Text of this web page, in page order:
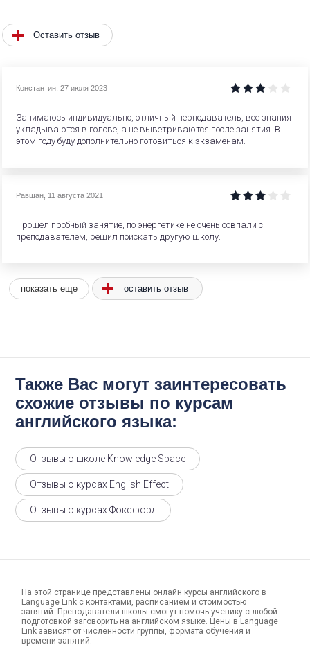
Оставить отзыв
Константин, 27 июля 2023
Занимаюсь индивидуально, отличный перподаватель, все знания
укладываются в голове, а не выветриваются после занятия. В
этом году буду дополнительно готовиться к экзаменам.
Равшан, 11 августа 2021
Прошел пробный занятие, по энергетике не очень совпали с
преподавателем, решил поискать другую школу.
показать еще оставить отзыв
Также Вас могут заинтересовать
схожие отзывы по курсам
английского языка:
Отзывы о школе Knowledge Space
Отзывы о курсах English Effect
Отзывы о курсах Фоксфорд
На этой странице представлены онлайн курсы английского в
Language Link с контактами, расписанием и стоимостью
занятий. Преподаватели школы смогут помочь ученику с любой
подготовкой заговорить на английском языке. Цены в Language
Link зависят от численности группы, формата обучения и
времени занятий.